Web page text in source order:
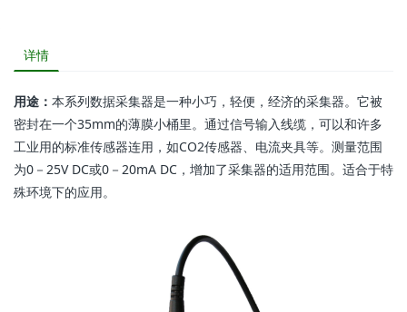
详情
用途： 本系列数据采集器是一种小巧，轻便，经济的采集器。它被
密封在一个35mm的薄膜小桶里。通过信号输入线缆，可以和许多
工业用的标准传感器连用，如CO2传感器、电流夹具等。测量范围
为0－25V DC或0－20mA DC，增加了采集器的适用范围。适合于特
殊环境下的应用。